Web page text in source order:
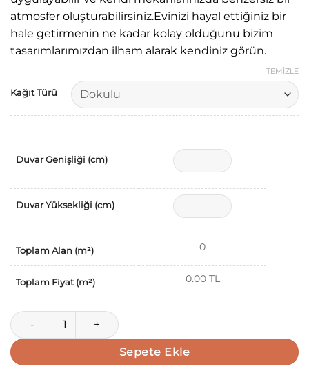
atmosfer oluşturabilirsiniz.Evinizi hayal ettiğiniz bir
hale getirmenin ne kadar kolay olduğunu bizim
tasarımlarımızdan ilham alarak kendiniz görün.
Kağıt Türü
TEMIZLE
Duvar Genişliği (cm)
Duvar Yüksekliği (cm)
Toplam Alan (m²) 0
Toplam Fiyat (m²) 0.00 TL
Genç odası temalı duvar kağıdı-gnct-199 adet
Sepete Ekle